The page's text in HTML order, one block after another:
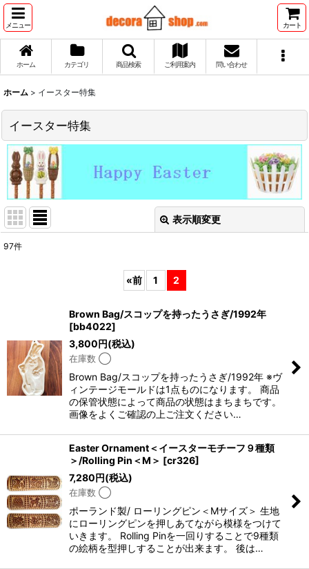
メニュー カート
ホーム カテゴリ 商品検索 ご利用案内 問い合わせ
ホーム > イースター特集
イースター特集
表示順変更
97件
«前 1 2
Brown Bag/スコップを持ったうさぎ/1992年
[bb4022]
3,800円(税込)
在庫数 ◯
Brown Bag/スコップを持ったうさぎ/1992年 ※ヴ
ィンテージモールドは1点ものになります。 商品
の保管状態によって商品の状態はまちまちです。
画像をよくご確認の上ご注文ください…
Easter Ornament＜イースターモチーフ９種類
＞/Rolling Pin＜M＞ [cr326]
7,280円(税込)
在庫数 ◯
ポーランド製/ ローリングピン＜Mサイズ＞ 生地
にローリングピンを押しあてながら模様をつけて
いきます。 Rolling Pinを一回りすることで9種類
の絵柄を型押しすることが出来ます。 後は…